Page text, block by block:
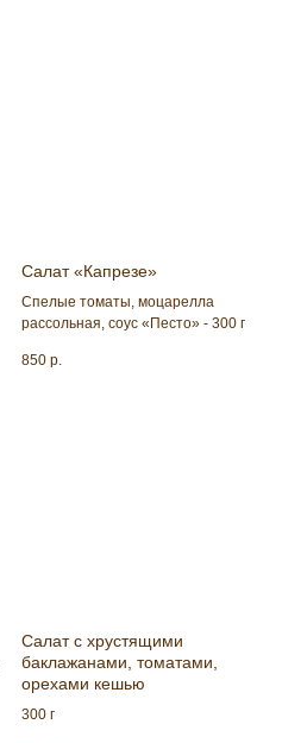
Салат «Капрезе»
Спелые томаты, моцарелла
рассольная, соус «Песто» - 300 г
850 р.
Салат с хрустящими
баклажанами, томатами,
орехами кешью
300 г